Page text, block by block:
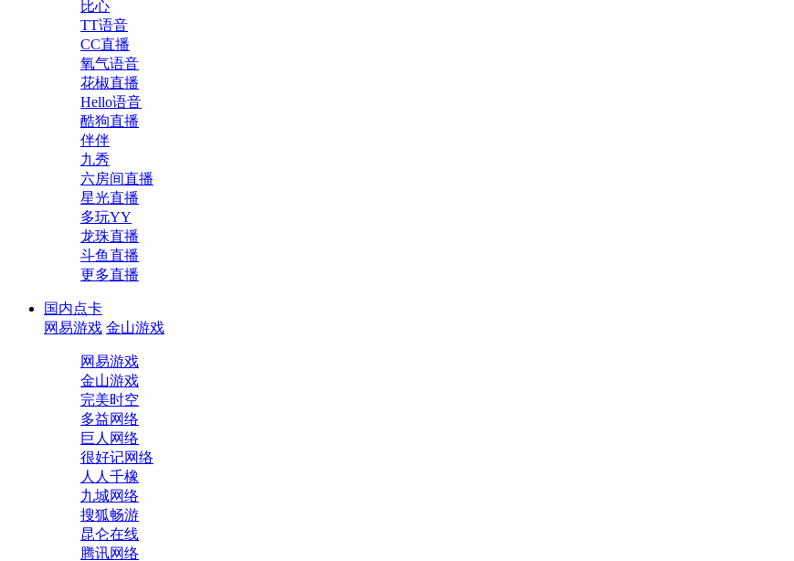
比心
TT语音
CC直播
氧气语音
花椒直播
Hello语音
酷狗直播
伴伴
九秀
六房间直播
星光直播
多玩YY
龙珠直播
斗鱼直播
更多直播
国内点卡
网易游戏 金山游戏
网易游戏
金山游戏
完美时空
多益网络
巨人网络
很好记网络
人人千橡
九城网络
搜狐畅游
昆仑在线
腾讯网络